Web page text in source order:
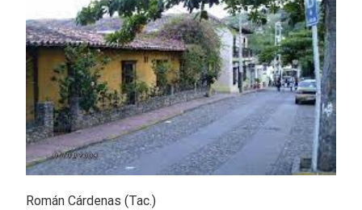
Román Cárdenas (Tac.)